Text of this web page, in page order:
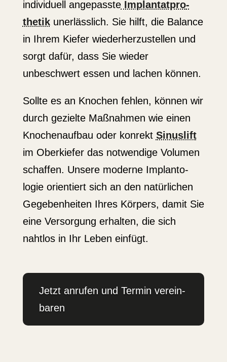
indivi­duell angepassteImplan­tat­pro­
thetikunerlässlich. Sie hilft, die Balance
in Ihrem Kiefer wieder­her­zu­stellen und
sorgt dafür, dass Sie wieder
unbeschwert essen und lachen können.
Sollte es an Knochen fehlen, können wir
durch gezielte Maßnahmen wie einen
Knochen­aufbau oder konrekt Sinuslift
im Oberkiefer das notwendige Volumen
schaffen. Unsere moderne Implan­to­
logie orien­tiert sich an den natür­lichen
Gegeben­heiten Ihres Körpers, damit Sie
eine Versorgung erhalten, die sich
nahtlos in Ihr Leben einfügt.
Jetzt anrufen und Termin verein­
baren